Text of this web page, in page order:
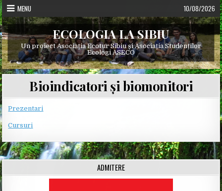
Skip
to
content
MENU 10/08/2026
ECOLOGIA LA SIBIU
Un proiect Asociația Ecotur Sibiu și Asociația Studenților
Ecologi ASECO
Bioindicatori și biomonitori
Prezentari
Cursuri
ADMITERE